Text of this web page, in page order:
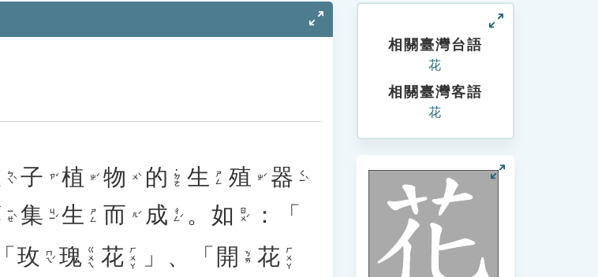
ㄅㄟˋ 子 ㄗˇ 植 ㄓˊ 物 ㄨˋ 的 ˙ㄉㄜ 生 ㄕㄥ 殖 ㄓˊ 器 ㄑㄧˋ
ㄧㄝˋ 集 ㄐㄧˊ 生 ㄕㄥ 而 ㄦˊ 成 ㄔㄥˊ 。如 ㄖㄨˊ
：「
玫 ㄇㄟˊ 瑰 ㄍㄨㄟ 花 ㄏㄨㄚ 」、「 開 ㄎㄞ 花 ㄏㄨㄚ
相關臺灣台語
花
相關臺灣客語
花